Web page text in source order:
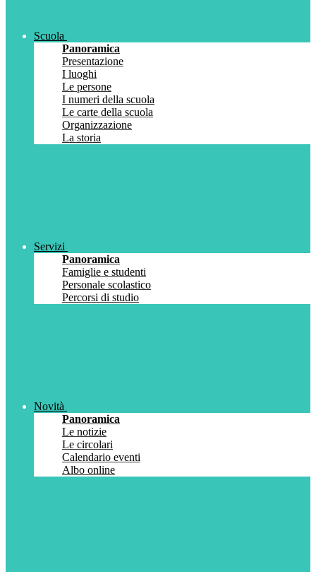
Scuola
Panoramica
Presentazione
I luoghi
Le persone
I numeri della scuola
Le carte della scuola
Organizzazione
La storia
Servizi
Panoramica
Famiglie e studenti
Personale scolastico
Percorsi di studio
Novità
Panoramica
Le notizie
Le circolari
Calendario eventi
Albo online